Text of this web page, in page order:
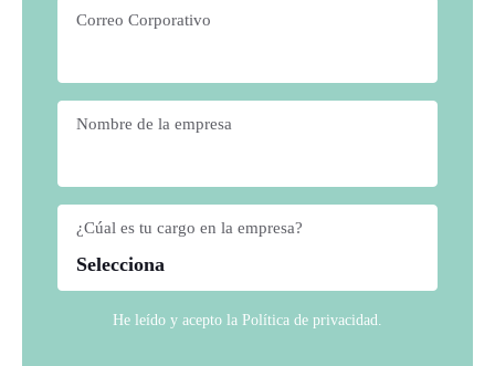
Correo Corporativo
Nombre de la empresa
¿Cúal es tu cargo en la empresa?
He leído y acepto la Política de privacidad